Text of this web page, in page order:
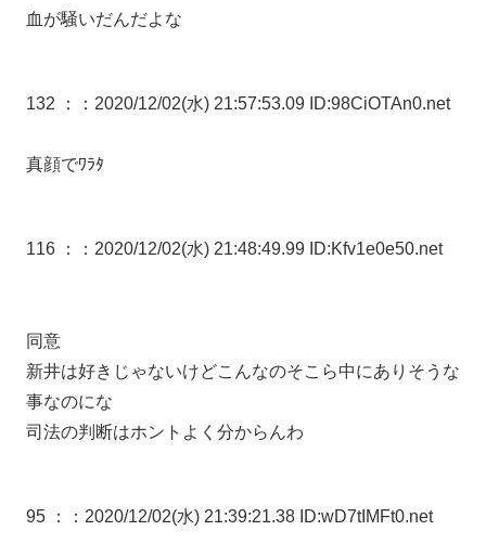
血が騒いだんだよな
132 ： ：2020/12/02(水) 21:57:53.09 ID:98CiOTAn0.net
真顔でﾜﾗﾀ
116 ： ：2020/12/02(水) 21:48:49.99 ID:Kfv1e0e50.net
同意
新井は好きじゃないけどこんなのそこら中にありそうな
事なのにな
司法の判断はホントよく分からんわ
95 ： ：2020/12/02(水) 21:39:21.38 ID:wD7tIMFt0.net